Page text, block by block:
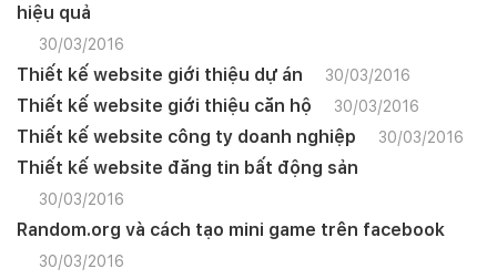
hiệu quả
30/03/2016
Thiết kế website giới thiệu dự án 30/03/2016
Thiết kế website giới thiệu căn hộ 30/03/2016
Thiết kế website công ty doanh nghiệp 30/03/2016
Thiết kế website đăng tin bất động sản
30/03/2016
Random.org và cách tạo mini game trên facebook
30/03/2016